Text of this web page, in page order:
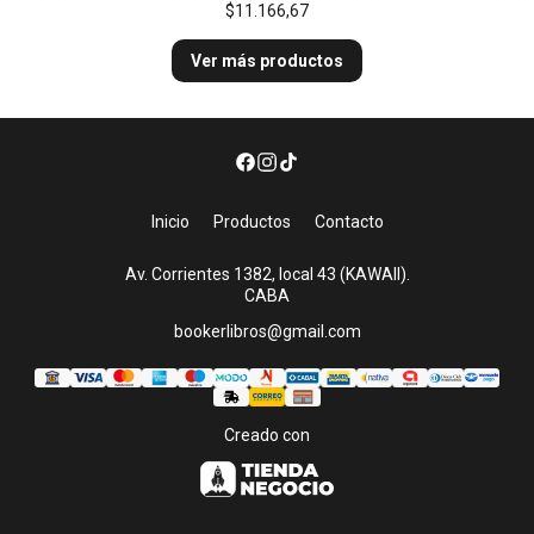
$11.166,67
Ver más productos
Inicio Productos Contacto
Av. Corrientes 1382, local 43 (KAWAII).
CABA
bookerlibros@gmail.com
Creado con